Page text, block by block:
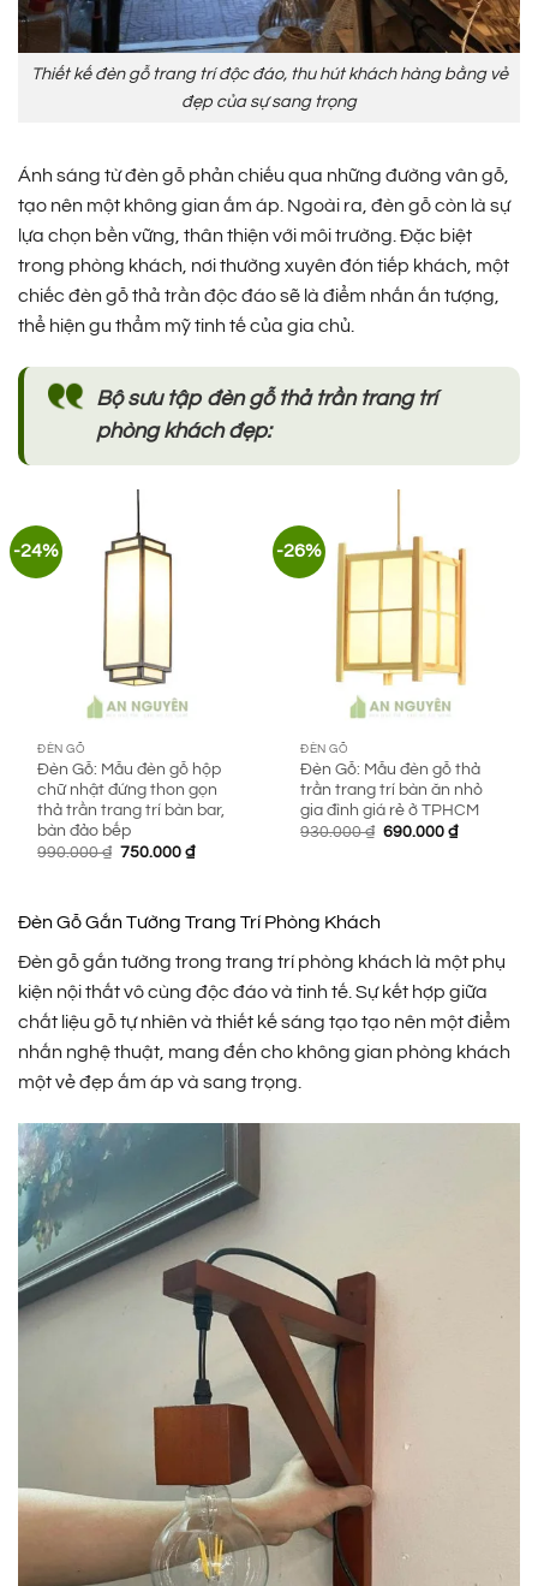
Thiết kế đèn gỗ trang trí độc đáo, thu hút khách hàng bằng vẻ
đẹp của sự sang trọng
Ánh sáng từ đèn gỗ phản chiếu qua những đường vân gỗ,
tạo nên một không gian ấm áp. Ngoài ra, đèn gỗ còn là sự
lựa chọn bền vững, thân thiện với môi trường. Đặc biệt
trong phòng khách, nơi thường xuyên đón tiếp khách, một
chiếc đèn gỗ thả trần độc đáo sẽ là điểm nhấn ấn tượng,
thể hiện gu thẩm mỹ tinh tế của gia chủ.
Bộ sưu tập đèn gỗ thả trần trang trí
phòng khách đẹp:
-24%
ĐÈN GỖ
Đèn Gỗ: Mẫu đèn gỗ hộp
chữ nhật đứng thon gọn
thả trần trang trí bàn bar,
bàn đảo bếp
990.000₫ Giá
750.000₫Giá
750.000 ₫.
-26%
ĐÈN GỖ
Đèn Gỗ: Mẫu đèn gỗ thả
trần trang trí bàn ăn nhỏ
gia đình giá rẻ ở TPHCM
930.000₫ Giá
690.000₫Giá
Đèn Gỗ Gắn Tường Trang Trí Phòng Khách
Đèn gỗ gắn tường trong trang trí phòng khách là một phụ
kiện nội thất vô cùng độc đáo và tinh tế. Sự kết hợp giữa
chất liệu gỗ tự nhiên và thiết kế sáng tạo tạo nên một điểm
nhấn nghệ thuật, mang đến cho không gian phòng khách
một vẻ đẹp ấm áp và sang trọng.